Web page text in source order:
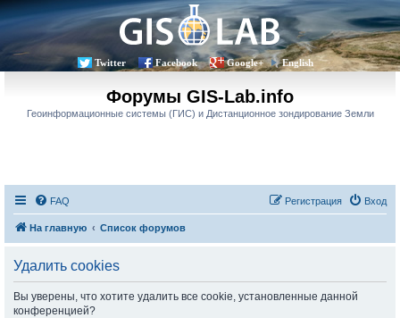
Twitter Facebook Google+ English
Форумы GIS-Lab.info
Геоинформационные системы (ГИС) и Дистанционное зондирование Земли
FAQ Вход
Регистрация
На главную Список форумов
Удалить cookies
Вы уверены, что хотите удалить все cookie, установленные данной
конференцией?